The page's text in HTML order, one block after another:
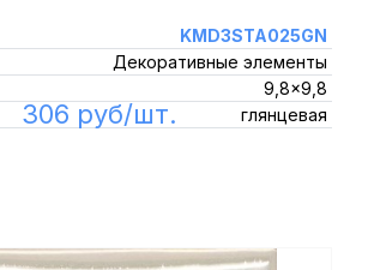
KMD3STA025GN
Декоративные элементы
9,8x9,8
глянцевая
306 руб/шт.